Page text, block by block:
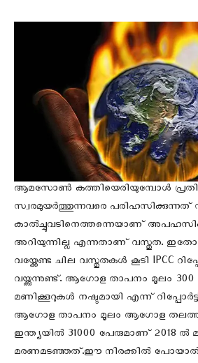
ആമസോൺ കത്തിയെരിയുമ്പോൾ
സ്വരമുയർത്തുന്നവരെ പരിഹസിക്കുന്നത്
കാൽച്ചുവടിനെത്തന്നെയാണ്
അറിയുന്നില്ല എന്നതാണ് വസ്തുത.
വയ്ക്കേണ്ട ചില വസ്തുതകൾ കൂടി IPCC
വയ്ക്കുന്നുണ്ട്. ആഗോള താപനം മൂലം
മണിക്കൂറുകൾ നഷ്ടമായി എന്ന്
ആഗോള താപനം മൂലം ആഗോള
ഇന്ത്യയിൽ 31000 പേരുമാണ് 2018 ൽ
മരണമടഞ്ഞത്.ഈ നിരക്കിൽ